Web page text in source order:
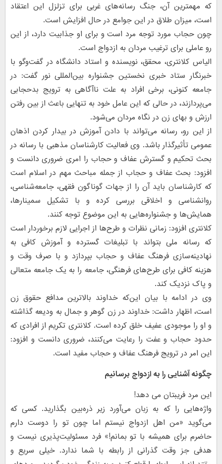
که مهمترین آن، جنگ رسانه‌های غربی برای تزلزل این اعتقاد
است، میزان طلاق در این جوامع در حال افزایش است.
چون حجاب مورد توجه مرد است و برای او جذابیت دارد، از این
رو عاملی برای ترغیب مردان به ازدواج است.
الیاس کلانتری، محقق، نویسنده و استاد دانشگاه در گفت‌وگو با
خبرنگار ستاد خبری نخستین جشنواره بین‌المللی نور گفت: در
جامعه کنونی، برخی افراد به علت ناآگاهی به ترویج بدحجابی
می‌پردازند، در حالی که این عامل خود به تنهایی باعث از بین رفتن
ارزش و بهای زن در نگاه مردان می‌شود.
از این رو، رسانه می‌تواند با دادن آموزش در بیدار کردن اذهان
عمومی تأثیرگذار باشد. وی فعالیت کارشناسان مذهبی با رسانه در
بحث تحکیم و گسترش عفاف و حجاب را امری ضروری دانست و
افزود: بحث عفاف و حجاب از جمله مباحث مهم در اسلام است
که کارشناسان باید آن را از جهات گوناگون فقهی، جامعه‌شناسی،
روانشناسی و اخلاقی بررسی کرده و با تشکیل سمینارها،
همایش‌ها و جشنواره‌هایی به این موضوع توجه کنند.
کلانتری افزود: زمانی نظرات و طرح‌ها از اجرایی لازم برخوردار است
که رسانه ملی بتواند با تبلیغات گسترده و آموزش کافی به
نهادینه‌سازی فرهنگ عفاف و حجاب بپردازد و با صرف وقت و
هزینه کافی برای طرح‌های فرهنگی، جامعه را به یک جامعه متعالی
و پاک نزدیک کند.
وی در ادامه با بیان این‌که خداوند بالاترین مدافع حقوق زن
است، اظهار داشت: خداوند در زن گوهر و جمال به ودیعه گذاشته
و او را موجودی عفیف خلق کرده است. کلانتری تکریم از افرادی که
حدود حجاب و عفت را رعایت می‌کنند، ضروری دانست و افزود:
این امر در ترویج فرهنگ عفاف و حجاب مفید است.
چگونه آشنایی را به ازدواج برسانیم
این مرد فریبتان می دهد!
واژه‌هایی را که به زبان می‌آورد زیر ذره‌بین بگذارید. کسی که
می‌گوید «من اهل ازدواج نیستم اما چون تو را دوست دارم
حاضرم برای همیشه با تو بمانم!» فرد مسئولیت‌پذیری نیست و
هدفی جز وقت گذرانی از رابطه با شما ندارد. خیلی سریع و